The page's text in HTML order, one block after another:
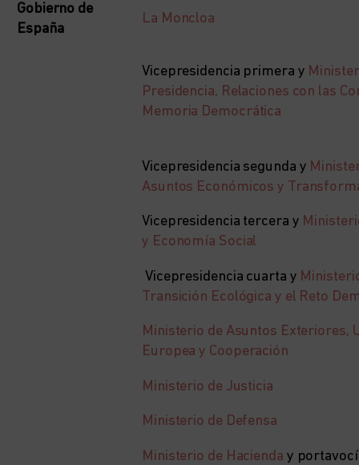
Gobierno de
España
La Moncloa
Vicepresidencia primera y
Presidencia, Relaciones con las
Memoria Democrática
Vicepresidencia segunda y
Asuntos Económicos y
Vicepresidencia tercera y
y Economía Social
Vicepresidencia cuarta y
Transición Ecológica y el Reto
Ministerio de Asuntos Exteriores,
Europea y Cooperación
Ministerio de Justicia
Ministerio de Defensa
Ministerio de Hacienda y